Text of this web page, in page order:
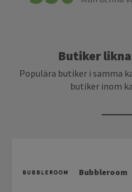
Butiker
Populära butiker i samma
butiker inom
Bubbleroom